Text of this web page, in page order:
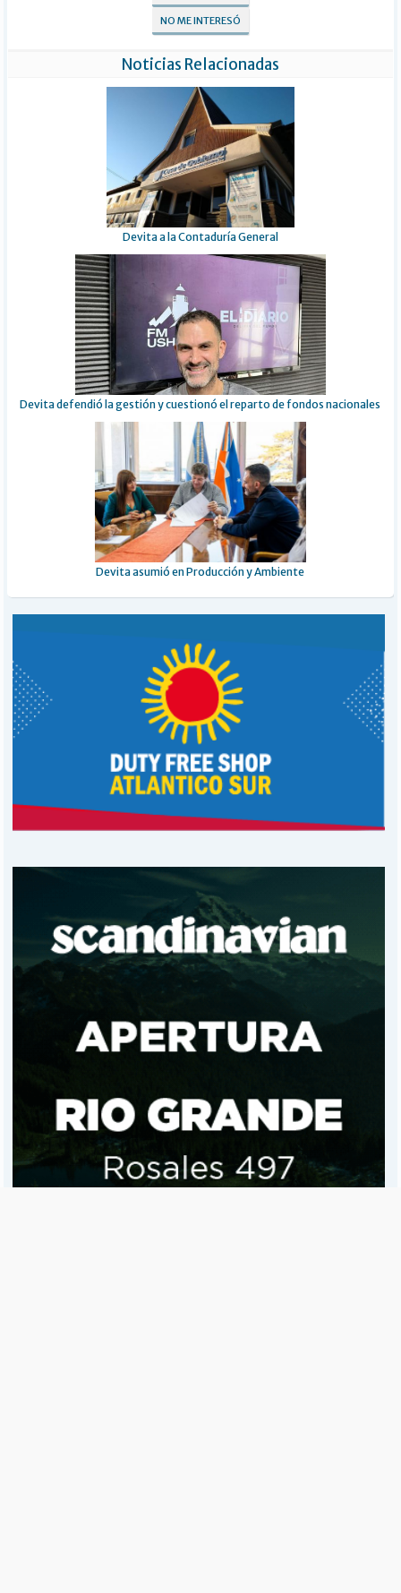
NO ME INTERESÓ
Noticias Relacionadas
Devita a la Contaduría General
Devita defendió la gestión y cuestionó el reparto de fondos nacionales
Devita asumió en Producción y Ambiente